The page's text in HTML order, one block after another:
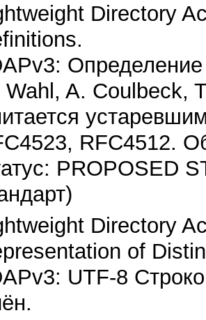
Directory
Определение
Wahl, A. Coulbeck,
RFC4512.
PROPOSED
Directory
of
UTF-8